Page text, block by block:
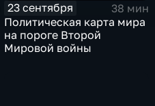
23 сентября
38 мин
Политическая карта мира
на пороге Второй
Мировой войны